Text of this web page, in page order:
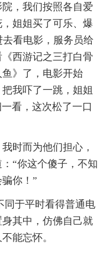
，我们按照各自爱
姐姐买了可乐、爆
看电影，服务员给
西游记之三打白骨
》了，电影开始
我吓了一跳，姐姐
看，这次松了一口
时而为他们担心，
“你这个傻子，不知
你！”
于平时看得普通电
其中，仿佛自己就
能忘怀。